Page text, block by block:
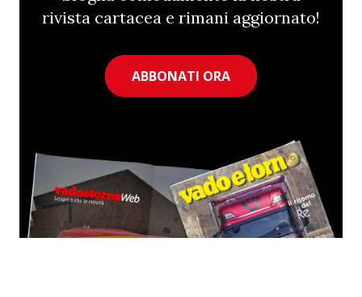
rivista cartacea e rimani aggiornato!
ABBONATI ORA